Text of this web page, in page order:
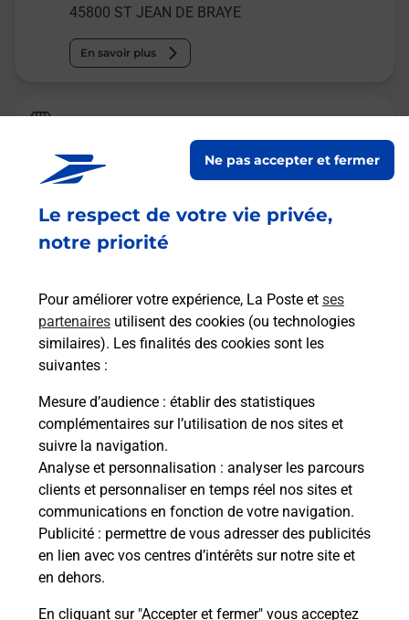
Le respect de votre vie privée,
notre priorité
Pour améliorer votre expérience, La Poste et ses
partenaires utilisent des cookies (ou technologies
similaires). Les finalités des cookies sont les
suivantes :
Mesure d’audience : établir des statistiques
complémentaires sur l’utilisation de nos sites et
suivre la navigation.
Analyse et personnalisation : analyser les parcours
clients et personnaliser en temps réel nos sites et
communications en fonction de votre navigation.
Publicité : permettre de vous adresser des publicités
en lien avec vos centres d’intérêts sur notre site et
en dehors.
En cliquant sur "Accepter et fermer" vous acceptez
Ne pas accepter et fermer
45800 ST JEAN DE BRAYE
En savoir plus
Relais Pickup
LES DELICES DE LA COMMUNE
7 PLACE DE LA COMMUNE
45800 ST JEAN DE BRAYE
Malin !
La Poste
en ligne
Ouvert 24h/24
En savoir plus